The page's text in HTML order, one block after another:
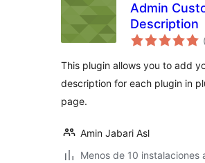
Admin
Description
This plugin allows you to add
description for each plugin in
page.
Amin Jabari Asl
Menos de 10 instalaciones